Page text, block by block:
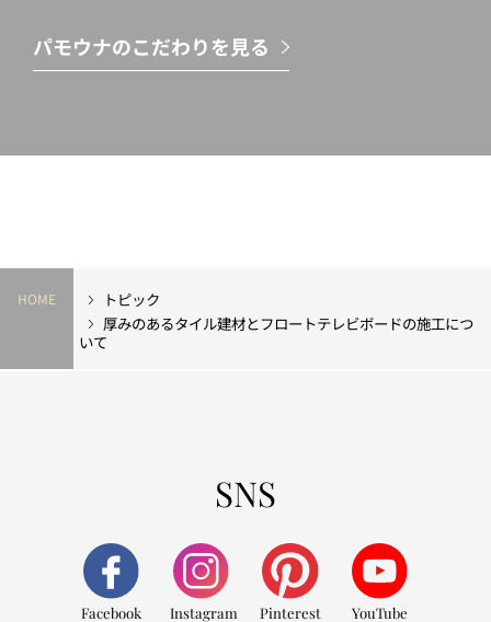
パモウナのこだわりを見る
HOME
トピック
厚みのあるタイル建材とフロートテレビボードの施工につ
いて
SNS
Facebook Instagram Pinterest YouTube